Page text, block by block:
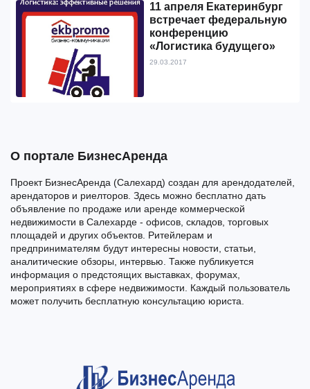
11 апреля Екатеринбург
встречает федеральную
конференцию
«Логистика будущего»
29.03.2017
О портале БизнесАренда
Проект БизнесАренда (Салехард) создан для арендодателей,
арендаторов и риелторов. Здесь можно бесплатно дать
объявление по продаже или аренде коммерческой
недвижимости в Салехарде - офисов, складов, торговых
площадей и других объектов. Ритейлерам и
предпринимателям будут интересны новости, статьи,
аналитические обзоры, интервью. Также публикуется
информация о предстоящих выставках, форумах,
мероприятиях в сфере недвижимости. Каждый пользователь
может получить бесплатную консультацию юриста.